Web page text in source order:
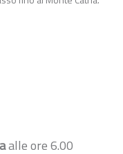
alle ore 6.00